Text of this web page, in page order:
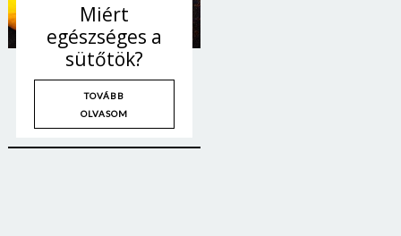
Miért
egészséges a
sütőtök?
TOVÁBB
OLVASOM